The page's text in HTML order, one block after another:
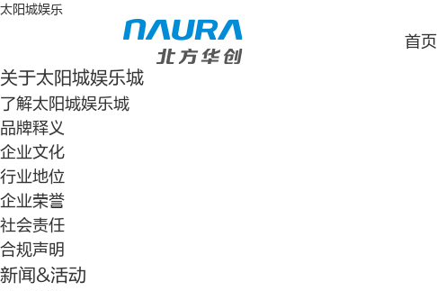
太阳城娱乐
首页
关于太阳城娱乐城
了解太阳城娱乐城
品牌释义
企业文化
行业地位
企业荣誉
社会责任
合规声明
新闻&活动